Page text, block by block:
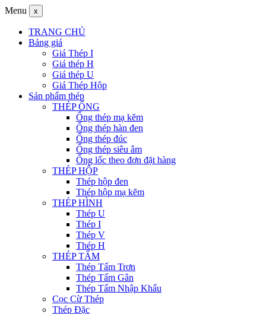
Menu x
TRANG CHỦ
Bảng giá
Giá Thép I
Giá thép H
Giá thép U
Giá Thép Hộp
Sản phẩm thép
THÉP ỐNG
Ống thép mạ kẽm
Ống thép hàn đen
Ống thép đúc
Ống thép siêu âm
Ống lốc theo đơn đặt hàng
THÉP HỘP
Thép hộp đen
Thép hộp mạ kẽm
THÉP HÌNH
Thép U
Thép I
Thép V
Thép H
THÉP TẤM
Thép Tấm Trơn
Thép Tấm Gân
Thép Tấm Nhập Khẩu
Cọc Cừ Thép
Thép Đặc